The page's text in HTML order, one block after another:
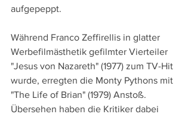
aufgepeppt.
Während Franco Zeffirellis in glatter
Werbefilmästhetik gefilmter Vierteiler
"Jesus von Nazareth" (1977) zum TV-Hit
wurde, erregten die Monty Pythons mit
"The Life of Brian" (1979) Anstoß.
Übersehen haben die Kritiker dabei